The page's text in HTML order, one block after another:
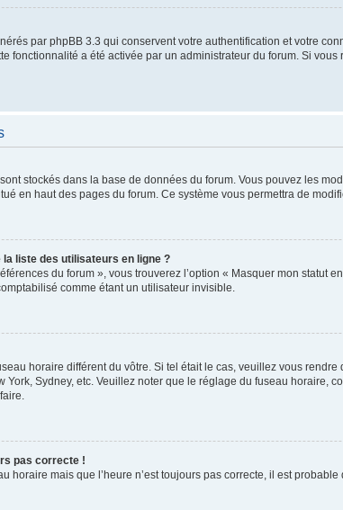
par phpBB 3.3 qui conservent votre authentification et votre
fonctionnalité a été activée par un administrateur du forum. Si
stockés dans la base de données du forum. Vous pouvez les
en haut des pages du forum. Ce système vous permettra de
liste des utilisateurs en ligne ?
du forum », vous trouverez l’option « Masquer mon statut
comme étant un utilisateur invisible.
horaire différent du vôtre. Si tel était le cas, veuillez vous
Sydney, etc. Veuillez noter que le réglage du fuseau horaire,
pas correcte !
horaire mais que l’heure n’est toujours pas correcte, il est